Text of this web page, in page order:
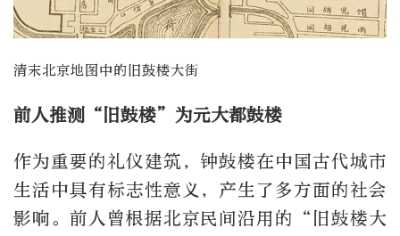
清末北京地图中的旧鼓楼大街
前人推测“旧鼓楼”为元大都鼓楼
作为重要的礼仪建筑，钟鼓楼在中国古代城市
生活中具有标志性意义，产生了多方面的社会
影响。前人曾根据北京民间沿用的“旧鼓楼大